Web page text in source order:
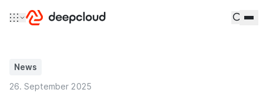
News
26. September 2025